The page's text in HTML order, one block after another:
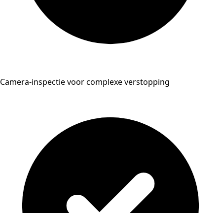
Camera-inspectie voor complexe verstopping